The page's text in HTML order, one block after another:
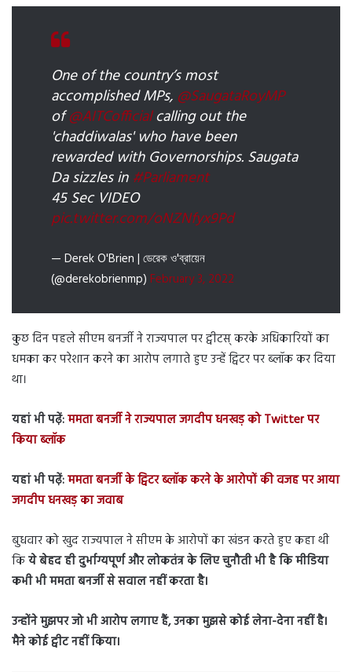
One of the country’s most
accomplished MPs, @SaugataRoyMP
of@AITCofficialcalling out the
'chaddiwalas' who have been
rewarded with Governorships. Saugata
Da sizzles in #Parliament
45 Sec VIDEO
pic.twitter.com/oNZNfyx9Pd
— Derek O'Brien | ডেরেক ও'ব্রায়েন
(@derekobrienmp) February 3, 2022
कुछ दिन पहले सीएम बनर्जी ने राज्यपाल पर ट्वीटस् करके अधिकारियों का
धमका कर परेशान करने का आरोप लगाते हुए उन्हें ट्विटर पर ब्लॉक कर दिया
था।
यहां भी पढ़ें:ममता बनर्जी ने राज्यपाल जगदीप धनखड़ को Twitter पर
किया ब्लॉक
यहां भी पढ़ें:ममता बनर्जी के ट्विटर ब्लॉक करने के आरोपों की वजह पर आया
जगदीप धनखड़ का जवाब
बुधवार को खुद राज्यपाल ने सीएम के आरोपों का खंडन करते हुए कहा थी
किये बेहद ही दुर्भाग्यपूर्ण और लोकतंत्र के लिए चुनौती भी है कि मीडिया
कभी भी ममता बनर्जी से सवाल नहीं करता है।
उन्होंने मुझपर जो भी आरोप लगाए हैं, उनका मुझसे कोई लेना-देना नहीं है।
मैने कोई ट्वीट नहीं किया।